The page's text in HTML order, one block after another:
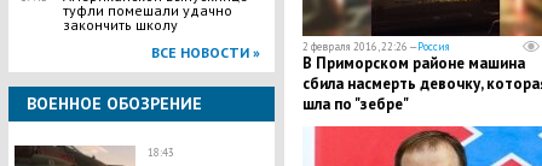
туфли помешали удачно
закончить школу
ВСЕ НОВОСТИ »
ВОЕННОЕ ОБОЗРЕНИЕ
18:43
2 февраля 2016, 22:26 —Россия
В Приморском районе машина
сбила насмерть девочку,
шла по "зебре"